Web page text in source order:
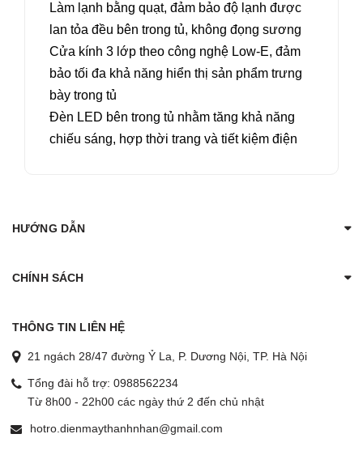
Làm lạnh bằng quạt, đảm bảo độ lạnh được
lan tỏa đều bên trong tủ, không đọng sương
Cửa kính 3 lớp theo công nghệ Low-E, đảm
bảo tối đa khả năng hiển thị sản phẩm trưng
bày trong tủ
Đèn LED bên trong tủ nhằm tăng khả năng
chiếu sáng, hợp thời trang và tiết kiệm điện
HƯỚNG DẪN
CHÍNH SÁCH
THÔNG TIN LIÊN HỆ
21 ngách 28/47 đường Ỷ La, P. Dương Nội, TP. Hà Nội
Tổng đài hỗ trợ: 0988562234
Từ 8h00 - 22h00 các ngày thứ 2 đến chủ nhật
hotro.dienmaythanhnhan@gmail.com